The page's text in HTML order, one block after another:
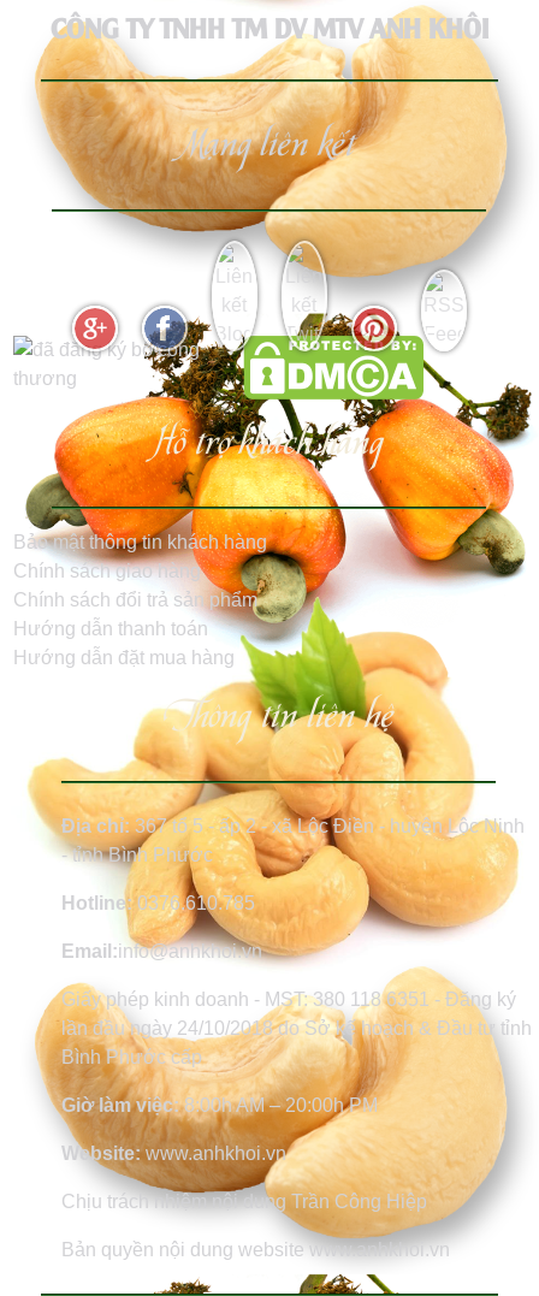
CÔNG TY TNHH TM DV MTV ANH KHÔI
Mạng liên kết
Hỗ trợ khách hàng
Bảo mật thông tin khách hàng
Chính sách giao hàng
Chính sách đổi trả sản phẩm
Hướng dẫn thanh toán
Hướng dẫn đặt mua hàng
Thông tin liên hệ
Địa chỉ: 367 tổ 5 - ấp 2 - xã Lộc Điền - huyện Lộc Ninh
- tỉnh Bình Phước
Hotline: 0376.610.785
Email:info@anhkhoi.vn
Giấy phép kinh doanh - MST: 380 118 6351 - Đăng ký
lần đầu ngày 24/10/2018 do Sở kế hoạch & Đầu tư tỉnh
Bình Phước cấp
Giờ làm việc:8:00h AM – 20:00h PM
Website:www.anhkhoi.vn
Chịu trách nhiệm nội dung Trần Công Hiệp
Bản quyền nội dung website www.anhkhoi.vn